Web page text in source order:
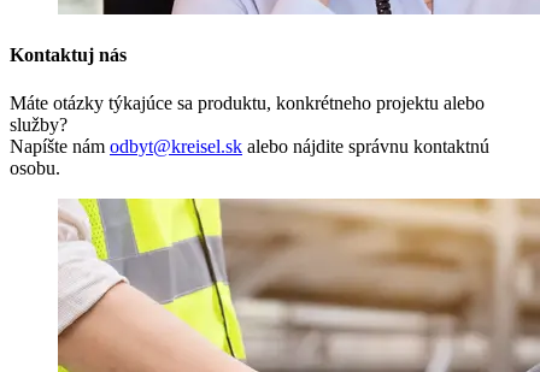
Kontaktuj nás
Máte otázky týkajúce sa produktu, konkrétneho projektu alebo
služby?
Napíšte nám odbyt@kreisel.sk alebo nájdite správnu kontaktnú
osobu.